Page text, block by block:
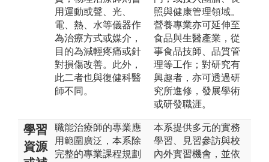
用運動或聲、光、
電、熱、水等儀器作
為治療方式或媒介，
目的為減輕疼痛或針
對損傷改善。此外，
此二者也與復健科醫
師不同。
照與健康管理領域。
營養專業亦可延伸至
食品與生醫產業，從
事食品技師、品質管
理等工作；對研究有
興趣者，亦可透過研
究所進修，發展學術
或研發職涯。
學習
資源
職能治療師的專業應
用範圍廣泛，本系除
完整的專業課程規劃
本系提供多元的實務
學習、見習參訪與校
內外實習機會，並依